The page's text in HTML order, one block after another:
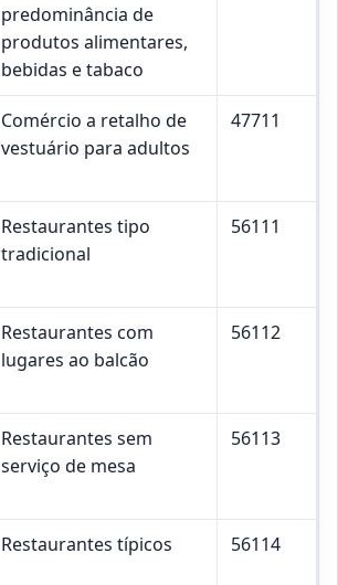
predominância de
produtos alimentares,
bebidas e tabaco
Comércio a retalho de
vestuário para adultos
47711
Restaurantes tipo
tradicional
56111
Restaurantes com
lugares ao balcão
56112
Restaurantes sem
serviço de mesa
56113
Restaurantes típicos 56114